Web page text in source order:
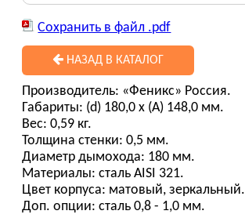
Сохранить в файл .pdf
НАЗАД В КАТАЛОГ
Производитель: «Феникс» Россия.
Габариты: (d) 180,0 х (А) 148,0 мм.
Вес: 0,59 кг.
Толщина стенки: 0,5 мм.
Диаметр дымохода: 180 мм.
Материалы: сталь AISI 321.
Цвет корпуса: матовый, зеркальный.
Доп. опции: сталь 0,8 - 1,0 мм.